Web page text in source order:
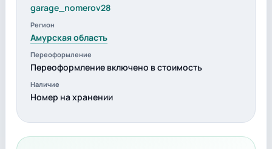
garage_nomerov28
Регион
Амурская область
Переоформление
Переоформление включено в стоимость
Наличие
Номер на хранении